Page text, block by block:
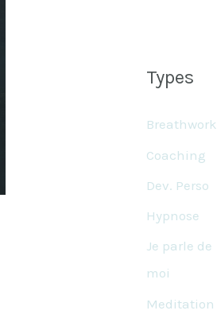
Types
Breathwork
Coaching
Dev. Perso
Hypnose
Je parle de
moi
Meditation